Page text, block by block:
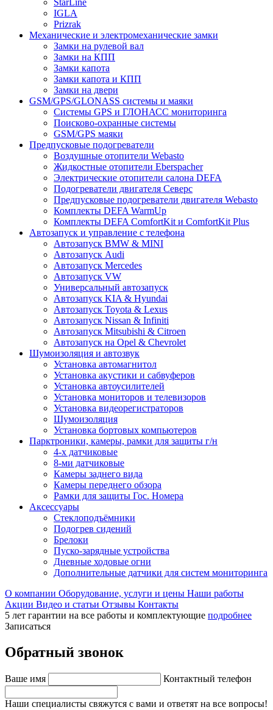
StarLine
IGLA
Prizrak
Механические и электромеханические замки
Замки на рулевой вал
Замки на КПП
Замки капота
Замки капота и КПП
Замки на двери
GSM/GPS/GLONASS системы и маяки
Системы GPS и ГЛОНАСС мониторинга
Поисково-охранные системы
GSM/GPS маяки
Предпусковые подогреватели
Воздушные отопители Webasto
Жидкостные отопители Eberspacher
Электрические отопители салона DEFA
Подогреватели двигателя Северс
Предпусковые подогреватели двигателя Webasto
Комплекты DEFA WarmUp
Комплекты DEFA ComfortKit и ComfortKit Plus
Автозапуск и управление с телефона
Автозапуск BMW & MINI
Автозапуск Audi
Автозапуск Mercedes
Автозапуск VW
Универсальный автозапуск
Автозапуск KIA & Hyundai
Автозапуск Toyota & Lexus
Автозапуск Nissan & Infiniti
Автозапуск Mitsubishi & Citroen
Автозапуск на Opel & Chevrolet
Шумоизоляция и автозвук
Установка автомагнитол
Установка акустики и сабвуферов
Установка автоусилителей
Установка мониторов и телевизоров
Установка видеорегистраторов
Шумоизоляция
Установка бортовых компьютеров
Парктроники, камеры, рамки для защиты г/н
4-х датчиковые
8-ми датчиковые
Камеры заднего вида
Камеры переднего обзора
Рамки для защиты Гос. Номера
Аксессуары
Стеклоподъёмники
Подогрев сидений
Брелоки
Пуско-зарядные устройства
Дневные ходовые огни
Дополнительные датчики для систем мониторинга
О компании Оборудование, услуги и цены Наши работы
Акции Видео и статьи Отзывы Контакты
5 лет гарантии на все работы и комплектующие подробнее
Записаться
Обратный звонок
Ваше имя Контактный телефон
Наши специалисты свяжутся с вами и ответят на все вопросы!